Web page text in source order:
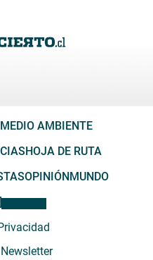
MEDIO AMBIENTE
HOJA DE RUTA
OPINIÓN MUNDO